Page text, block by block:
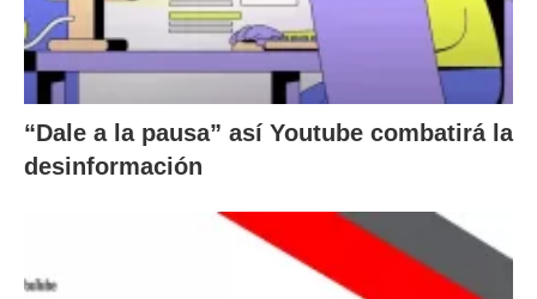
“Dale a la pausa” así Youtube combatirá la
desinformación